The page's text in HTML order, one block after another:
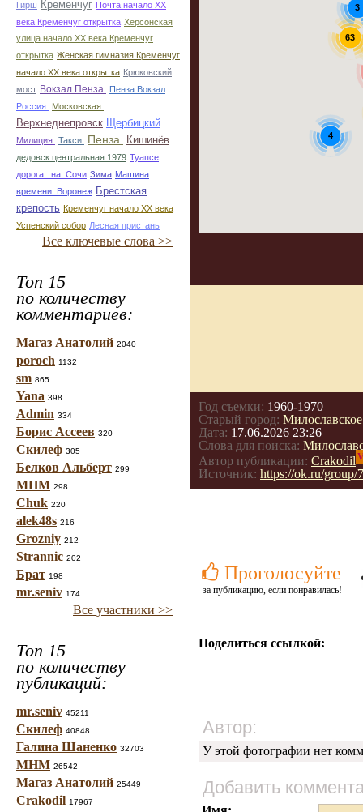
Гирш Кременчуг Почта начало ХХ
века Кременчуг открытка Херсонская
улица начало ХХ века Кременчуг
открытка Женская гимназия Кременчуг
начало ХХ века открытка Крюковский
мост Вокзал.Пенза. Пенза.Вокзал
Россия.
Московская.
Верхнеднепровск Щербицкий
Милиция. Такси. Пенза. Кишинёв
дедовск центральная 1979 Туапсе
дорога _на_Сочи Зима Машина
времени. Воронеж Брестская
крепость Кременчуг начало ХХ века
Успенский собор Лесная пристань
Все ключевые слова >>
Топ 15
по количеству
комментариев:
Магаз Анатолий 2040
poroch 1132
sm 865
Yana 398
Admin 334
Борис Ассеев 320
Скилеф 305
Белков Альберт 299
МНМ 298
Chuk 220
alek48s 216
Grozniy 212
Strannic 202
Брат 198
mr.seniv 174
Все участники >>
Топ 15
по количеству
публикаций:
mr.seniv 45211
Скилеф 40848
Галина Шаненко 32703
МНМ 26542
Магаз Анатолий 25449
Crakodil 17967
63
4
3
Год съемки: 1960-1970
Старый город: Милославское
Дата: 17.06.2026 23:26
Слова для поиска:
Автор публикации: Crakodil
Источник: https://ok.ru/group/
Проголосуйте
за публикацию, если понравилась!
Поделиться ссылкой:
Автор:
У этой фотографии нет
Добавить